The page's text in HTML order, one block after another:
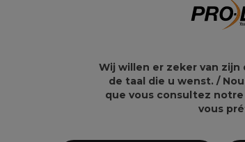
Wij willen er zeker van
de taal die u wenst. /
que vous consultez
vous